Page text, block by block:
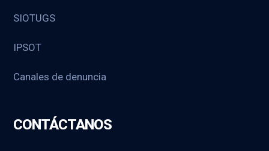
SIOTUGS
IPSOT
Canales de denuncia
CONTÁCTANOS